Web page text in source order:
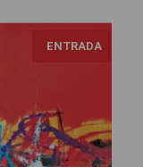
ENTRADA